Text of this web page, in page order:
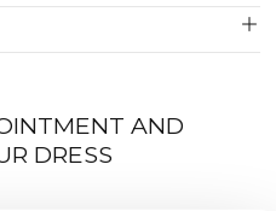
AND
DRESS